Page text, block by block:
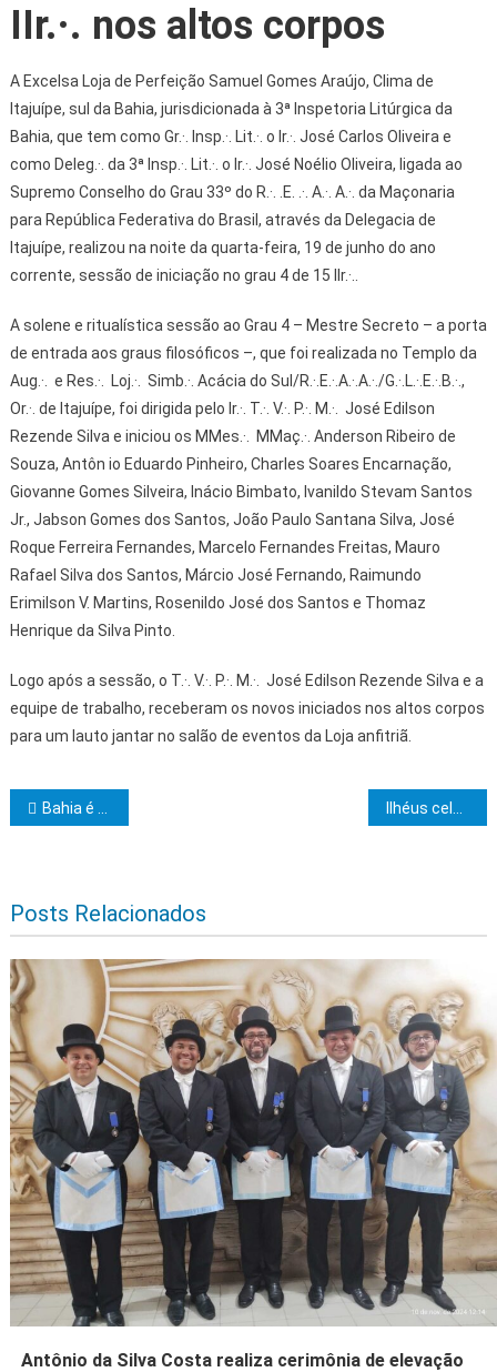
IIr.·. nos altos corpos
A Excelsa Loja de Perfeição Samuel Gomes Araújo, Clima de
Itajuípe, sul da Bahia, jurisdicionada à 3ª Inspetoria Litúrgica da
Bahia, que tem como Gr.·. Insp.·. Lit.·. o Ir.·. José Carlos Oliveira e
como Deleg.·. da 3ª Insp.·. Lit.·. o Ir.·. José Noélio Oliveira, ligada ao
Supremo Conselho do Grau 33º do R.·. .E. .·. A.·. A.·. da Maçonaria
para República Federativa do Brasil, através da Delegacia de
Itajuípe, realizou na noite da quarta-feira, 19 de junho do ano
corrente, sessão de iniciação no grau 4 de 15 IIr.·..
A solene e ritualística sessão ao Grau 4 – Mestre Secreto – a porta
de entrada aos graus filosóficos –, que foi realizada no Templo da
Aug.·. e Res.·. Loj.·. Simb.·. Acácia do Sul/R.·.E.·.A.·.A.·./G.·.L.·.E.·.B.·.,
Or.·. de Itajuípe, foi dirigida pelo Ir.·. T.·. V.·. P.·. M.·. José Edilson
Rezende Silva e iniciou os MMes.·. MMaç.·. Anderson Ribeiro de
Souza, Antôn io Eduardo Pinheiro, Charles Soares Encarnação,
Giovanne Gomes Silveira, Inácio Bimbato, Ivanildo Stevam Santos
Jr., Jabson Gomes dos Santos, João Paulo Santana Silva, José
Roque Ferreira Fernandes, Marcelo Fernandes Freitas, Mauro
Rafael Silva dos Santos, Márcio José Fernando, Raimundo
Erimilson V. Martins, Rosenildo José dos Santos e Thomaz
Henrique da Silva Pinto.
Logo após a sessão, o T.·. V.·. P.·. M.·. José Edilson Rezende Silva e a
equipe de trabalho, receberam os novos iniciados nos altos corpos
para um lauto jantar no salão de eventos da Loja anfitriã.
Navegação de Post
Bahia é destaque em evento nacional sobre regularização ambiental em Territórios Quilombolas Ilhéus celebra a III edição do Evento de Abertura da Temporada das Baleias
Posts Relacionados
Antônio da Silva Costa realiza cerimônia de elevação